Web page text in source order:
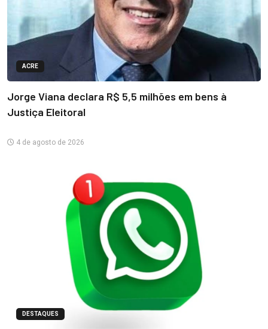
ACRE
Jorge Viana declara R$ 5,5 milhões em bens à
Justiça Eleitoral
4 de agosto de 2026
DESTAQUES